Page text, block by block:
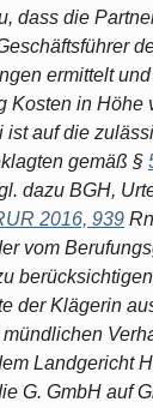
dass die
ermittelt
Kosten in Höhe
ist auf die
gemäß §
dazu BGH,
2016, 939
vom
der Klägerin
Landgericht
G. GmbH auf